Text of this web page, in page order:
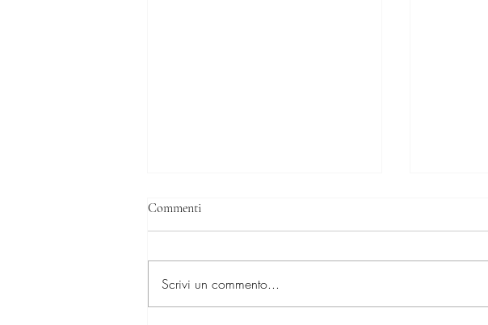
Commenti
Scrivi un commento...